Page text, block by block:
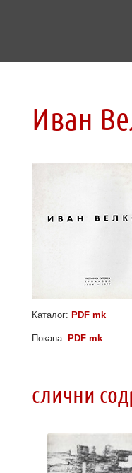
Иван
Каталог: PDF mk
Покана: PDF mk
слични